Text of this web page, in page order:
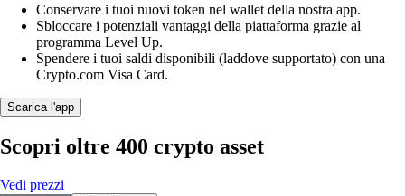
Conservare i tuoi nuovi token nel wallet della nostra app.
Sbloccare i potenziali vantaggi della piattaforma grazie al
programma Level Up.
Spendere i tuoi saldi disponibili (laddove supportato) con una
Crypto.com Visa Card.
Scarica l'app
Scopri oltre 400 crypto asset
Vedi prezzi